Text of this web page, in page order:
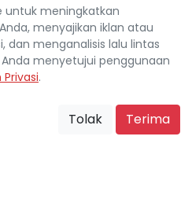
TDP Rp 35.758.000
Cicilan
Rp 4.715.000
76.000 Km
location_on Jakarta Pusat
untuk meningkatkan
menyajikan iklan atau
dan menganalisis lalu lintas
menyetujui penggunaan
Privasi.
Tolak Terima